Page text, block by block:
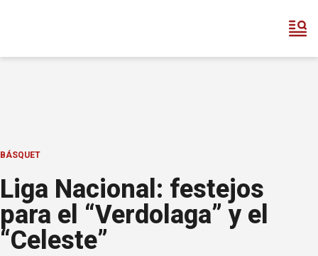
BÁSQUET
Liga Nacional: festejos
para el “Verdolaga” y el
“Celeste”